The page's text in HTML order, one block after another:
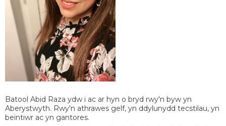
Batool Abid Raza ydw i ac ar hyn o bryd rwy'n byw yn
Aberystwyth. Rwy'n athrawes gelf, yn ddylunydd tecstilau, yn
beintiwr ac yn gantores.